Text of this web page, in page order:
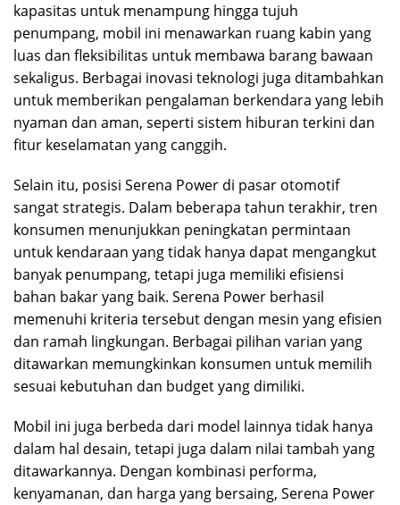
kapasitas untuk menampung hingga tujuh
penumpang, mobil ini menawarkan ruang kabin yang
luas dan fleksibilitas untuk membawa barang bawaan
sekaligus. Berbagai inovasi teknologi juga ditambahkan
untuk memberikan pengalaman berkendara yang lebih
nyaman dan aman, seperti sistem hiburan terkini dan
fitur keselamatan yang canggih.
Selain itu, posisi Serena Power di pasar otomotif
sangat strategis. Dalam beberapa tahun terakhir, tren
konsumen menunjukkan peningkatan permintaan
untuk kendaraan yang tidak hanya dapat mengangkut
banyak penumpang, tetapi juga memiliki efisiensi
bahan bakar yang baik. Serena Power berhasil
memenuhi kriteria tersebut dengan mesin yang efisien
dan ramah lingkungan. Berbagai pilihan varian yang
ditawarkan memungkinkan konsumen untuk memilih
sesuai kebutuhan dan budget yang dimiliki.
Mobil ini juga berbeda dari model lainnya tidak hanya
dalam hal desain, tetapi juga dalam nilai tambah yang
ditawarkannya. Dengan kombinasi performa,
kenyamanan, dan harga yang bersaing, Serena Power